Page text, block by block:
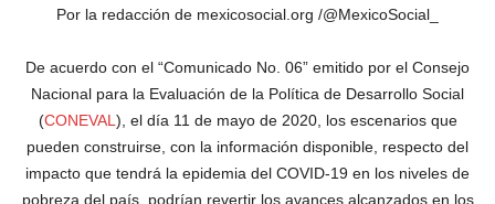
Por la redacción de mexicosocial.org /@MexicoSocial_
De acuerdo con el “Comunicado No. 06” emitido por el Consejo
Nacional para la Evaluación de la Política de Desarrollo Social
(CONEVAL ), el día 11 de mayo de 2020, los escenarios que
pueden construirse, con la información disponible, respecto del
impacto que tendrá la epidemia del COVID-19 en los niveles de
pobreza del país, podrían revertir los avances alcanzados en los